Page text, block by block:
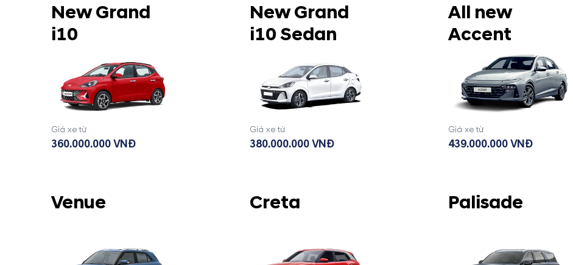
New Grand
i10
Giá xe từ
360.000.000 VNĐ
New Grand
i10 Sedan
Giá xe từ
380.000.000 VNĐ
All new
Accent
Giá xe từ
439.000.000 VNĐ
Venue Creta Palisade